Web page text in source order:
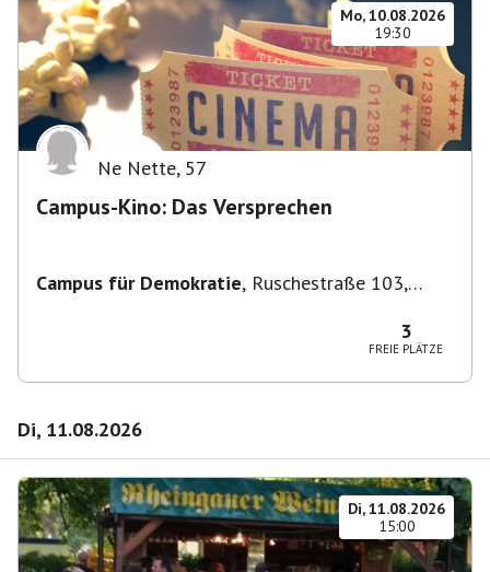
Mo, 10.08.2026
19:30
Ne Nette, 57
Campus-Kino: Das Versprechen
Campus für Demokratie, Ruschestraße 103,
3
FREIE PLÄTZE
Di, 11.08.2026
Di, 11.08.2026
15:00